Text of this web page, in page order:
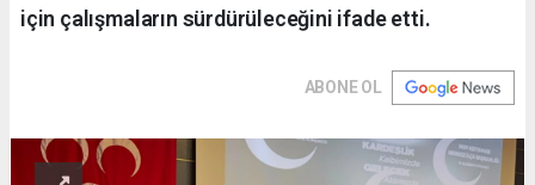
için çalışmaların sürdürüleceğini ifade etti.
ABONE OL